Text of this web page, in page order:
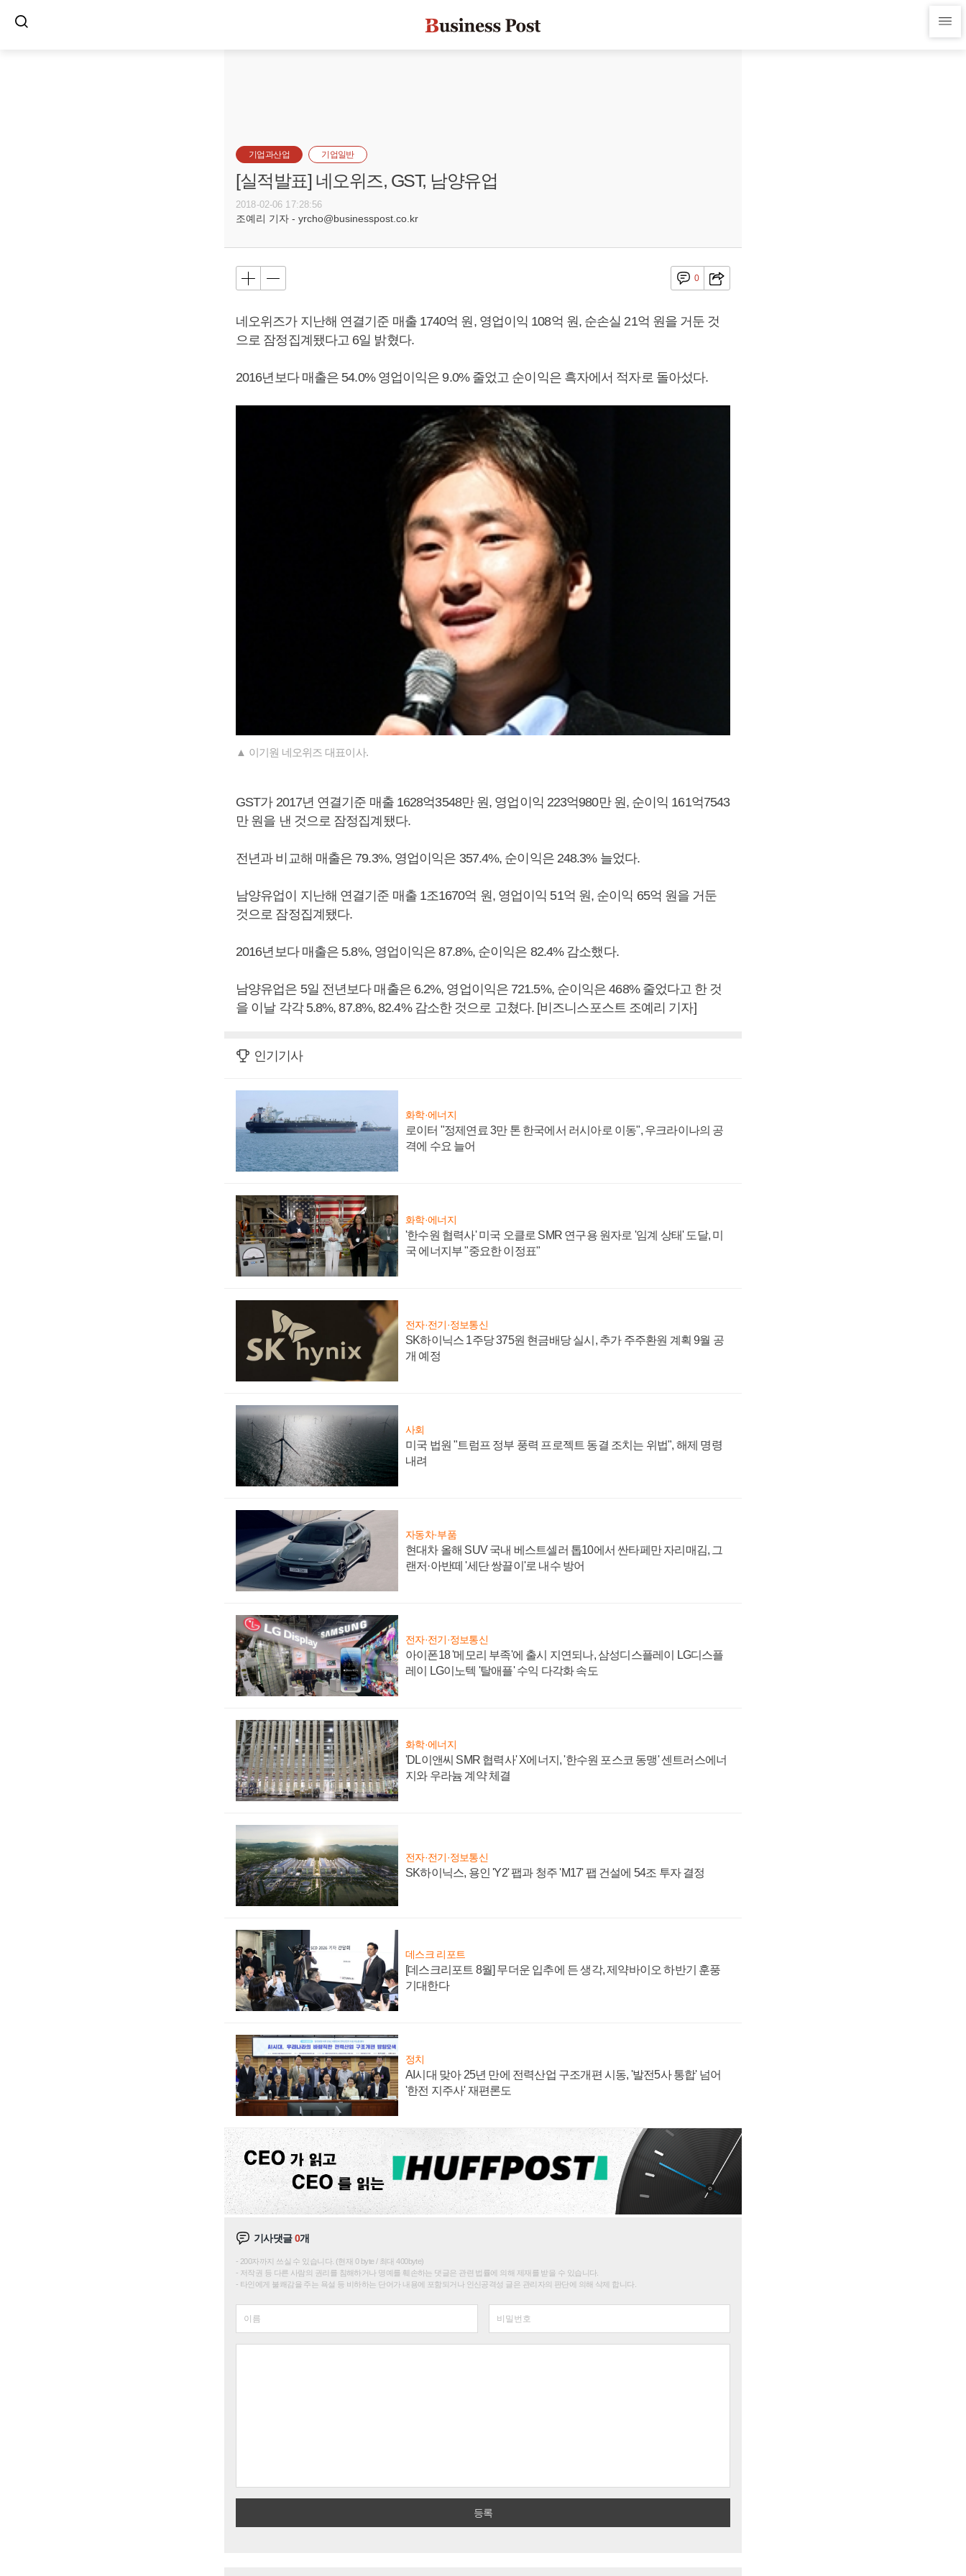
기업과산업 기업일반
[실적발표] 네오위즈, GST, 남양유업
2018-02-06 17:28:56
조예리 기자 - yrcho@businesspost.co.kr
0
네오위즈가 지난해 연결기준 매출 1740억 원, 영업이익 108억 원, 순손실 21억 원을 거둔 것
으로 잠정집계됐다고 6일 밝혔다.
2016년보다 매출은 54.0% 영업이익은 9.0% 줄었고 순이익은 흑자에서 적자로 돌아섰다.
▲ 이기원 네오위즈 대표이사.
GST가 2017년 연결기준 매출 1628억3548만 원, 영업이익 223억980만 원, 순이익 161억7543
만 원을 낸 것으로 잠정집계됐다.
전년과 비교해 매출은 79.3%, 영업이익은 357.4%, 순이익은 248.3% 늘었다.
남양유업이 지난해 연결기준 매출 1조1670억 원, 영업이익 51억 원, 순이익 65억 원을 거둔
것으로 잠정집계됐다.
2016년보다 매출은 5.8%, 영업이익은 87.8%, 순이익은 82.4% 감소했다.
남양유업은 5일 전년보다 매출은 6.2%, 영업이익은 721.5%, 순이익은 468% 줄었다고 한 것
을 이날 각각 5.8%, 87.8%, 82.4% 감소한 것으로 고쳤다. [비즈니스포스트 조예리 기자]
인기기사
화학·에너지
로이터 "정제연료 3만 톤 한국에서 러시아로 이동", 우크라이나의 공
격에 수요 늘어
화학·에너지
'한수원 협력사' 미국 오클로 SMR 연구용 원자로 '임계 상태' 도달, 미
국 에너지부 "중요한 이정표"
전자·전기·정보통신
SK하이닉스 1주당 375원 현금배당 실시, 추가 주주환원 계획 9월 공
개 예정
사회
미국 법원 "트럼프 정부 풍력 프로젝트 동결 조치는 위법", 해제 명령
내려
자동차·부품
현대차 올해 SUV 국내 베스트셀러 톱10에서 싼타페만 자리매김, 그
랜저·아반떼 '세단 쌍끌이'로 내수 방어
전자·전기·정보통신
아이폰18 '메모리 부족'에 출시 지연되나, 삼성디스플레이 LG디스플
레이 LG이노텍 '탈애플' 수익 다각화 속도
화학·에너지
'DL이앤씨 SMR 협력사' X에너지, '한수원 포스코 동맹' 센트러스에너
지와 우라늄 계약 체결
전자·전기·정보통신
SK하이닉스, 용인 'Y2' 팹과 청주 'M17' 팹 건설에 54조 투자 결정
데스크 리포트
[데스크리포트 8월] 무더운 입추에 든 생각, 제약바이오 하반기 훈풍
기대한다
정치
AI시대 맞아 25년 만에 전력산업 구조개편 시동, '발전5사 통합' 넘어
'한전 지주사' 재편론도
기사댓글0개
200자까지 쓰실 수 있습니다. (현재 0 byte / 최대 400byte)
저작권 등 다른 사람의 권리를 침해하거나 명예를 훼손하는 댓글은 관련 법률에 의해 제재를 받을 수 있습니다.
타인에게 불쾌감을 주는 욕설 등 비하하는 단어가 내용에 포함되거나 인신공격성 글은 관리자의 판단에 의해 삭제 합니다.